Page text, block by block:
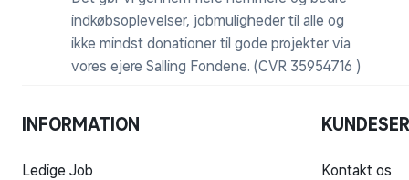
W050 Poolsensor
indkøbsoplevelser, jobmuligheder til alle og
ikke mindst donationer til gode projekter via
vores ejere Salling Fondene. (CVR 35954716 )
INFORMATION
Ledige Job
Kontakt os